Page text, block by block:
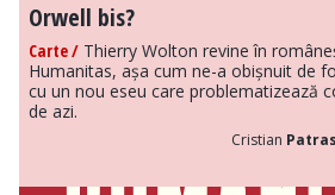
Orwell bis?
Carte / Thierry Wolton revine în
Humanitas, așa cum ne-a obișnuit de
cu un nou eseu care problematizează
de azi.
Cristian